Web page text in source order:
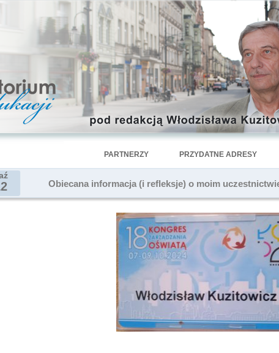
PARTNERZY PRZYDATNE ADRESY
Obiecana informacja (i refleksje) o moim